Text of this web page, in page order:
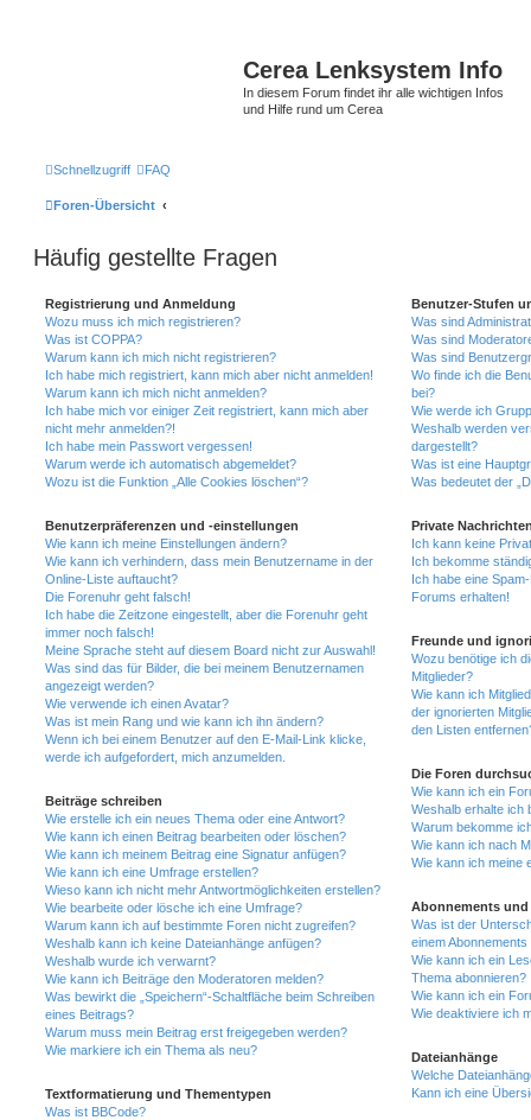
Cerea Lenksystem Info
In diesem Forum findet ihr alle wichtigen Infos
und Hilfe rund um Cerea
Schnellzugriff FAQ
Foren-Übersicht
Häufig gestellte Fragen
Registrierung und Anmeldung
Wozu muss ich mich registrieren?
Was ist COPPA?
Warum kann ich mich nicht registrieren?
Ich habe mich registriert, kann mich aber nicht anmelden!
Warum kann ich mich nicht anmelden?
Ich habe mich vor einiger Zeit registriert, kann mich aber
nicht mehr anmelden?!
Ich habe mein Passwort vergessen!
Warum werde ich automatisch abgemeldet?
Wozu ist die Funktion „Alle Cookies löschen“?
Benutzerpräferenzen und -einstellungen
Wie kann ich meine Einstellungen ändern?
Wie kann ich verhindern, dass mein Benutzername in der
Online-Liste auftaucht?
Die Forenuhr geht falsch!
Ich habe die Zeitzone eingestellt, aber die Forenuhr geht
immer noch falsch!
Meine Sprache steht auf diesem Board nicht zur Auswahl!
Was sind das für Bilder, die bei meinem Benutzernamen
angezeigt werden?
Wie verwende ich einen Avatar?
Was ist mein Rang und wie kann ich ihn ändern?
Wenn ich bei einem Benutzer auf den E-Mail-Link klicke,
werde ich aufgefordert, mich anzumelden.
Beiträge schreiben
Wie erstelle ich ein neues Thema oder eine Antwort?
Wie kann ich einen Beitrag bearbeiten oder löschen?
Wie kann ich meinem Beitrag eine Signatur anfügen?
Wie kann ich eine Umfrage erstellen?
Wieso kann ich nicht mehr Antwortmöglichkeiten erstellen?
Wie bearbeite oder lösche ich eine Umfrage?
Warum kann ich auf bestimmte Foren nicht zugreifen?
Weshalb kann ich keine Dateianhänge anfügen?
Weshalb wurde ich verwarnt?
Wie kann ich Beiträge den Moderatoren melden?
Was bewirkt die „Speichern“-Schaltfläche beim Schreiben
eines Beitrags?
Warum muss mein Beitrag erst freigegeben werden?
Wie markiere ich ein Thema als neu?
Textformatierung und Thementypen
Was ist BBCode?
Benutzer-Stufen
Was sind
Was sind
Was sind
Wo finde ich die
bei?
Wie werde ich
Weshalb werden
dargestellt?
Was ist eine
Was bedeutet der
Private
Ich kann keine
Ich bekomme
Ich habe eine
Forums erhalten!
Freunde und
Wozu benötige ich
Mitglieder?
Wie kann ich
der ignorierten
den Listen
Die Foren
Wie kann ich ein
Weshalb erhalte ich
Warum bekomme
Wie kann ich nach
Wie kann ich meine
Abonnements und
Was ist der
einem
Wie kann ich ein
Thema abonnieren?
Wie kann ich ein
Wie deaktiviere ich
Dateianhänge
Welche
Kann ich eine